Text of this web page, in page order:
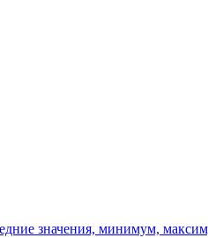
значения, минимум,